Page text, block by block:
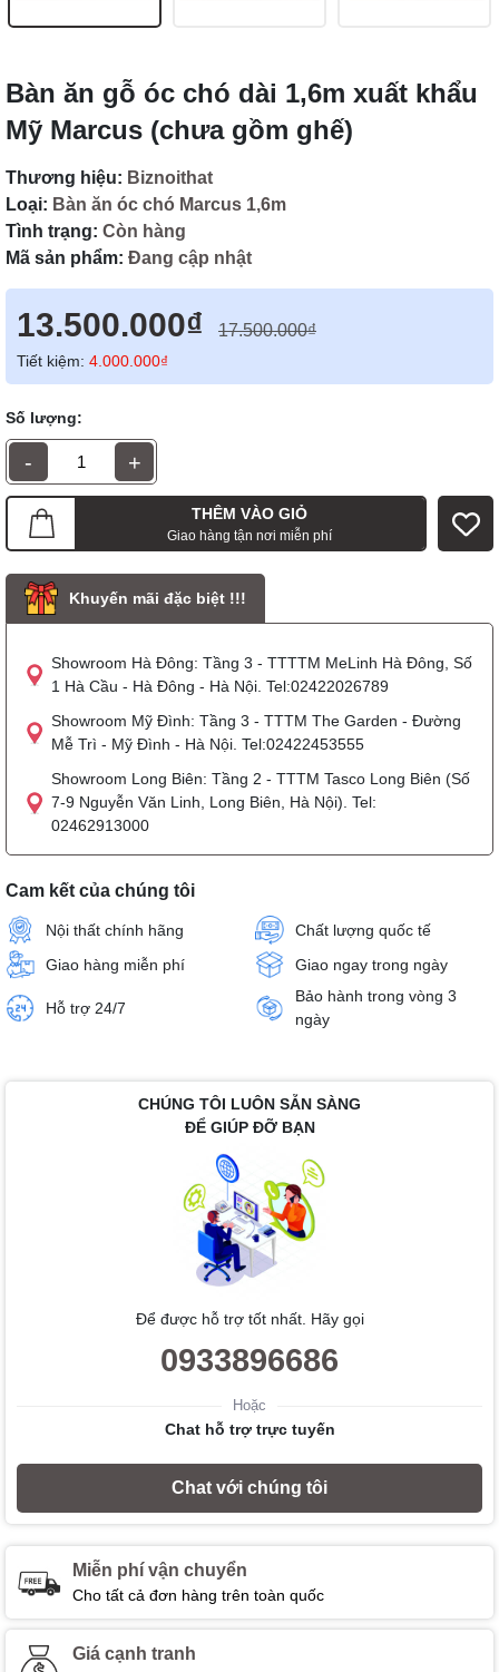
Bàn ăn gỗ óc chó dài 1,6m xuất khẩu
Mỹ Marcus (chưa gồm ghế)
Thương hiệu: Biznoithat
Loại: Bàn ăn óc chó Marcus 1,6m
Tình trạng: Còn hàng
Mã sản phẩm: Đang cập nhật
13.500.000₫ 17.500.000₫
Tiết kiệm: 4.000.000₫
Số lượng:
- +
THÊM VÀO GIỎ
Giao hàng tận nơi miễn phí
Khuyến mãi đặc biệt !!!
Showroom Hà Đông: Tầng 3 - TTTTM MeLinh Hà Đông, Số
1 Hà Cầu - Hà Đông - Hà Nội. Tel:02422026789
Showroom Mỹ Đình: Tầng 3 - TTTM The Garden - Đường
Mễ Trì - Mỹ Đình - Hà Nội. Tel:02422453555
Showroom Long Biên: Tầng 2 - TTTM Tasco Long Biên (Số
7-9 Nguyễn Văn Linh, Long Biên, Hà Nội). Tel:
02462913000
Cam kết của chúng tôi
Nội thất chính hãng
Chất lượng quốc tế
Giao hàng miễn phí
Giao ngay trong ngày
Hỗ trợ 24/7
Bảo hành trong vòng 3
ngày
CHÚNG TÔI LUÔN SẴN SÀNG
ĐỂ GIÚP ĐỠ BẠN
Để được hỗ trợ tốt nhất. Hãy gọi
0933896686
Hoặc
Chat hỗ trợ trực tuyến
Chat với chúng tôi
Miễn phí vận chuyển
Cho tất cả đơn hàng trên toàn quốc
Giá cạnh tranh